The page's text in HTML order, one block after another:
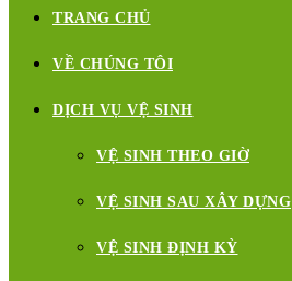
TRANG CHỦ
VỀ CHÚNG TÔI
DỊCH VỤ VỆ SINH
VỆ SINH THEO GIỜ
VỆ SINH SAU XÂY DỰNG
VỆ SINH ĐỊNH KỲ